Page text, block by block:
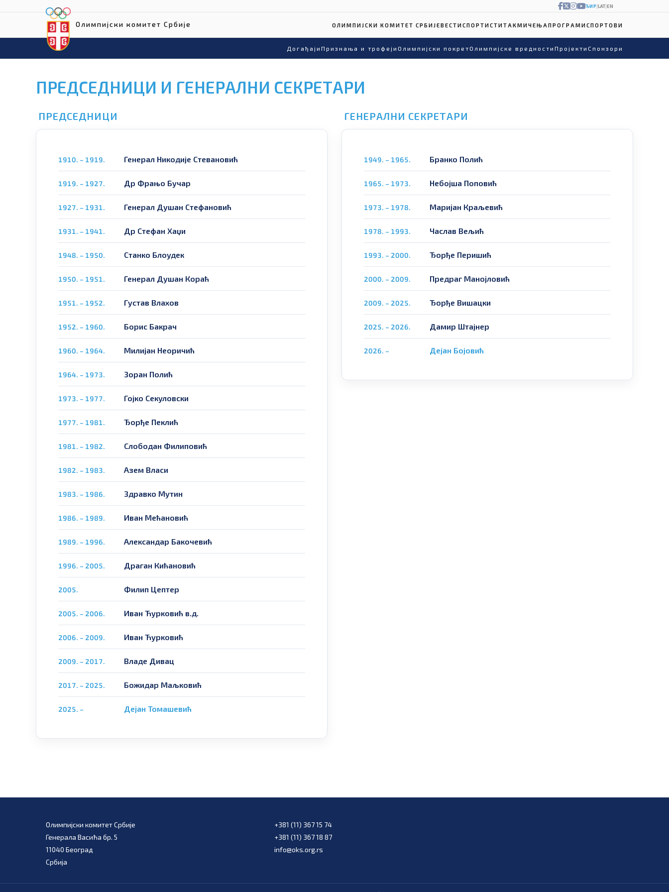
Олимпијски комитет Србије
ЋИР|LAT|EN
ОЛИМПИЈСКИ КОМИТЕТ СРБИЈЕВЕСТИ СПОРТИСТИ ТАКМИЧЕЊА ПРОГРАМИ СПОРТОВИ
Догађаји Признања и трофеји Олимпијски покретОлимпијске вредности Пројекти Спонзори
ПРЕДСЕДНИЦИ И ГЕНЕРАЛНИ СЕКРЕТАРИ
ПРЕДСЕДНИЦИ
1910. – 1919. Генерал Никодије Стевановић
1919. – 1927. Др Фрањо Бучар
1927. – 1931. Генерал Душан Стефановић
1931. – 1941. Др Стефан Хаџи
1948. – 1950. Станко Блоудек
1950. – 1951. Генерал Душан Кораћ
1951. – 1952. Густав Влахов
1952. – 1960. Борис Бакрач
1960. – 1964. Милијан Неоричић
1964. – 1973. Зоран Полић
1973. – 1977. Гојко Секуловски
1977. – 1981. Ђорђе Пеклић
1981. – 1982. Слободан Филиповић
1982. – 1983. Азем Власи
1983. – 1986. Здравко Мутин
1986. – 1989. Иван Мећановић
1989. – 1996. Александар Бакочевић
1996. – 2005. Драган Кићановић
2005. Филип Цептер
2005. – 2006. Иван Ћурковић в.д.
2006. – 2009. Иван Ћурковић
2009. – 2017. Владе Дивац
2017. – 2025. Божидар Маљковић
2025. – Дејан Томашевић
ГЕНЕРАЛНИ СЕКРЕТАРИ
1949. – 1965. Бранко Полић
1965. – 1973. Небојша Поповић
1973. – 1978. Маријан Краљевић
1978. – 1993. Часлав Вељић
1993. – 2000. Ђорђе Перишић
2000. – 2009. Предраг Манојловић
2009. – 2025. Ђорђе Вишацки
2025. – 2026. Дамир Штајнер
2026. – Дејан Бојовић
Олимпијски комитет Србије
Генерала Васића бр. 5
11040 Београд
Србија
+381 (11) 367 15 74
+381 (11) 367 18 87
info@oks.org.rs